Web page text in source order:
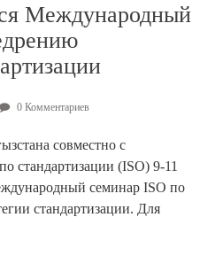
Международный
0 Комментариев
совместно с
стандартизации (ISO) 9-11
семинар ISO по
стандартизации. Для